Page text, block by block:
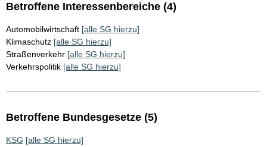
Betroffene Interessenbereiche (4)
Automobilwirtschaft [alle SG hierzu]
Klimaschutz [alle SG hierzu]
Straßenverkehr [alle SG hierzu]
Verkehrspolitik [alle SG hierzu]
Betroffene Bundesgesetze (5)
KSG [alle SG hierzu]